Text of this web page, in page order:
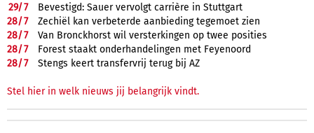
29/7
Bevestigd: Sauer vervolgt carrière in Stuttgart
28/7
Zechiël kan verbeterde aanbieding tegemoet zien
28/7
Van Bronckhorst wil versterkingen op twee posities
28/7
Forest staakt onderhandelingen met Feyenoord
28/7 Stengs keert transfervrij terug bij AZ
Stel hier in welk nieuws jij belangrijk vindt.